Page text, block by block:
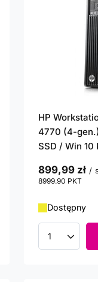
HP
4770 (4-
SSD / Win 10
899,99 zł /
8999.90 PKT
Dostępny
Ilość